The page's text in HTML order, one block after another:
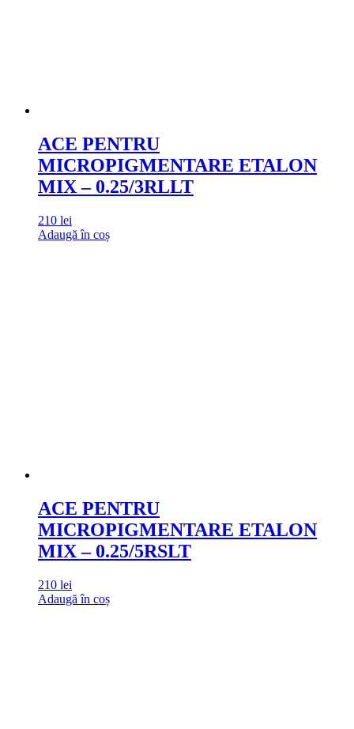
ACE PENTRU
MICROPIGMENTARE ETALON
MIX – 0.25/3RLLT
210 lei
Adaugă în coș
ACE PENTRU
MICROPIGMENTARE ETALON
MIX – 0.25/5RSLT
210 lei
Adaugă în coș